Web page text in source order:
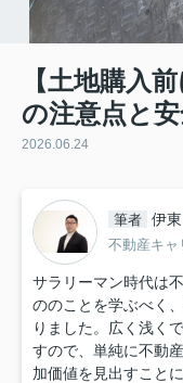
【土地購入
の注意点と安
2026.06.24
筆者 伊
不動産キャ
サラリーマン時代は
ののことを学ぶべく
りました。広く浅く
すので、単純に不動
加価値を見出すこと